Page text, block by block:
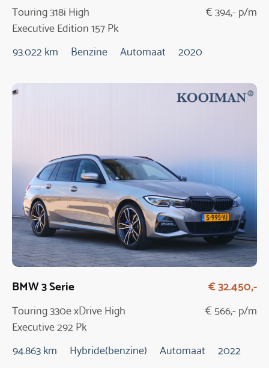
Touring 318i High
Executive Edition 157 Pk
Automaat
€ 394,- p/m
93.022 km Benzine Automaat 2020
BMW 3 Serie
Touring 330e xDrive High
Executive 292 Pk
Automaat
€ 32.450,-
€ 566,- p/m
94.863 km Hybride(benzine) Automaat 2022